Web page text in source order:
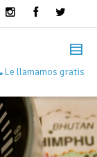
Le llamamos gratis